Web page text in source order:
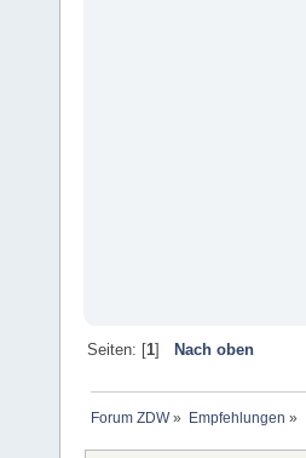
Seiten: [1] Nach oben
Forum ZDW» Empfehlungen »